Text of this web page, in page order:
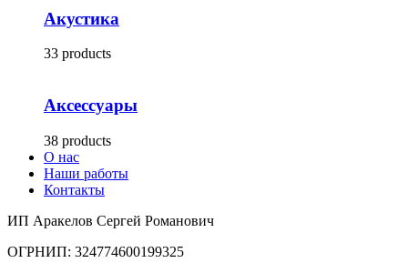
Акустика
33 products
Аксессуары
38 products
О нас
Наши работы
Контакты
ИП Аракелов Сергей Романович
ОГРНИП: 324774600199325